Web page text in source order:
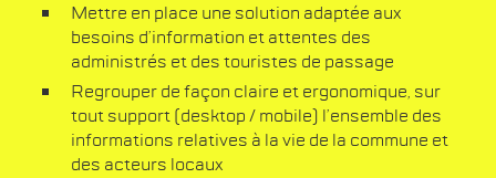
Mettre en place une solution adaptée aux
besoins d’information et attentes des
administrés et des touristes de passage
Regrouper de façon claire et ergonomique, sur
tout support (desktop / mobile) l’ensemble des
informations relatives à la vie de la commune et
des acteurs locaux